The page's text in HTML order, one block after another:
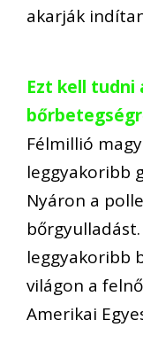
akarják
Ezt kell tudni
Félmillió
leggyakoribb
Nyáron a
leggyakoribb
világon a
Amerikai